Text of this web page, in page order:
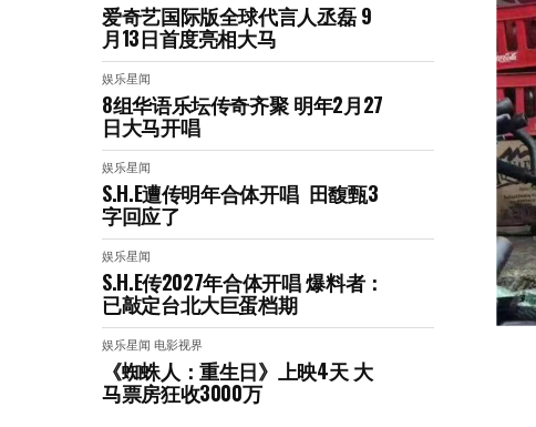
爱奇艺国际版全球代言人丞磊 9
月13日首度亮相大马
娱乐星闻
8组华语乐坛传奇⻬聚 明年2月27
日大马开唱
娱乐星闻
S.H.E遭传明年合体开唱 田馥甄3
字回应了
娱乐星闻
S.H.E传2027年合体开唱 爆料者：
已敲定台北大巨蛋档期
娱乐星闻 电影视界
《蜘蛛人：重生日》上映4天 大
马票房狂收3000万